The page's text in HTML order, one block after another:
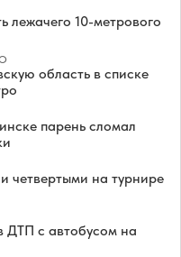
лежачего 10-метрового
область в списке
парень сломал
четвертыми на турнире
ДТП с автобусом на